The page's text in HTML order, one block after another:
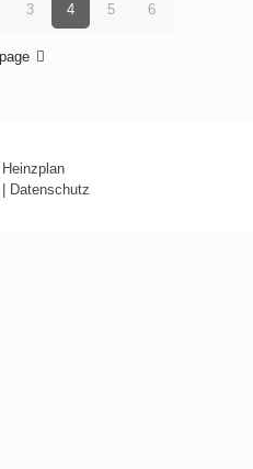
3 4 5 6
Datenschutz